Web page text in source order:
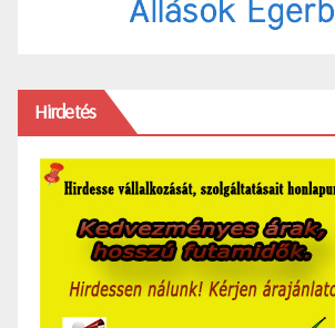
Hirdetés